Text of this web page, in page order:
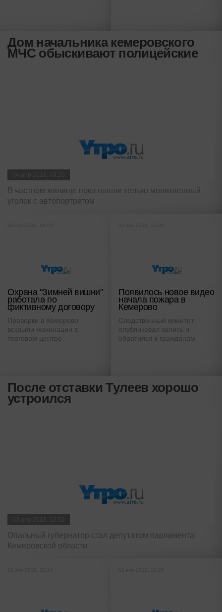
Дом начальника кемеровского
МЧС обыскивают полицейские
В частном жилище пока нашли только молитвенный
уголок с автопортретом
Охрана "Зимней вишни"
работала по
фиктивному договору
Проверки в Кемерово
вскрыли махинации в
торговом центре
Появилось новое видео
начала пожара в
Кемерово
Следственный комитет
опубликовал запись и
обратился к гражданам
После отставки Тулеев хорошо
устроился
Опальный губернатор стал депутатом парламента
Кемеровской области